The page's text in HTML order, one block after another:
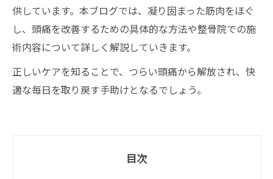
供しています。本ブログでは、凝り固まった筋肉をほぐ
し、頭痛を改善するための具体的な方法や整骨院での施
術内容について詳しく解説していきます。
正しいケアを知ることで、つらい頭痛から解放され、快
適な毎日を取り戻す手助けとなるでしょう。
目次